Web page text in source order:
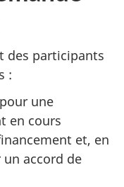
des participants
:
une
en cours
et, en
un accord de